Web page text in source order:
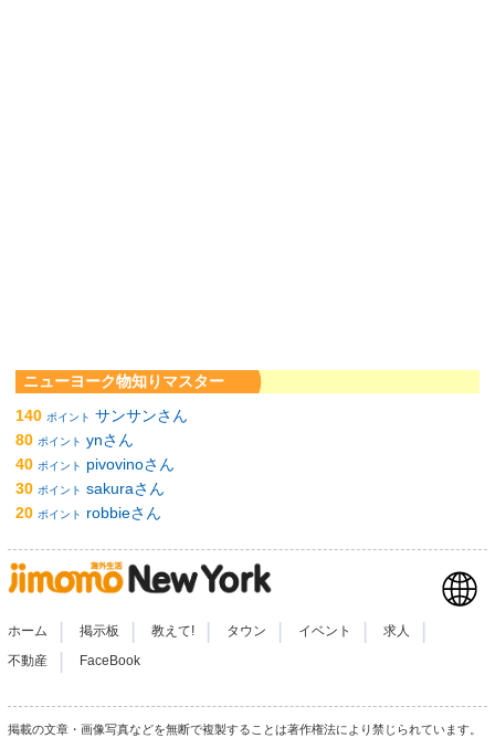
ニューヨーク物知りマスター
140 ポイント サンサンさん
80 ポイント ynさん
40 ポイント
pivovinoさん
30 ポイント sakuraさん
20 ポイント robbieさん
ホーム 掲示板 教えて! タウン イベント 求人
不動産 FaceBook
掲載の文章・画像写真などを無断で複製することは著作権法により禁じられています。